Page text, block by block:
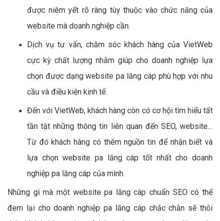
được niêm yết rõ ràng tùy thuộc vào chức năng của
website mà doanh nghiệp cần.
Dịch vụ tư vấn, chăm sóc khách hàng của VietWeb
cực kỳ chất lượng nhằm giúp cho doanh nghiệp lựa
chọn được dạng website pa lăng cáp phù hợp với nhu
cầu và điều kiện kinh tế.
Đến với VietWeb, khách hàng còn có cơ hội tìm hiểu tất
tần tật những thông tin liên quan đến SEO, website…
Từ đó khách hàng có thêm nguồn tin để nhận biết và
lựa chọn website pa lăng cáp tốt nhất cho doanh
nghiệp pa lăng cáp của mình.
Những gì mà một website pa lăng cáp chuẩn SEO có thể
đem lại cho doanh nghiệp pa lăng cáp chắc chắn sẽ thôi